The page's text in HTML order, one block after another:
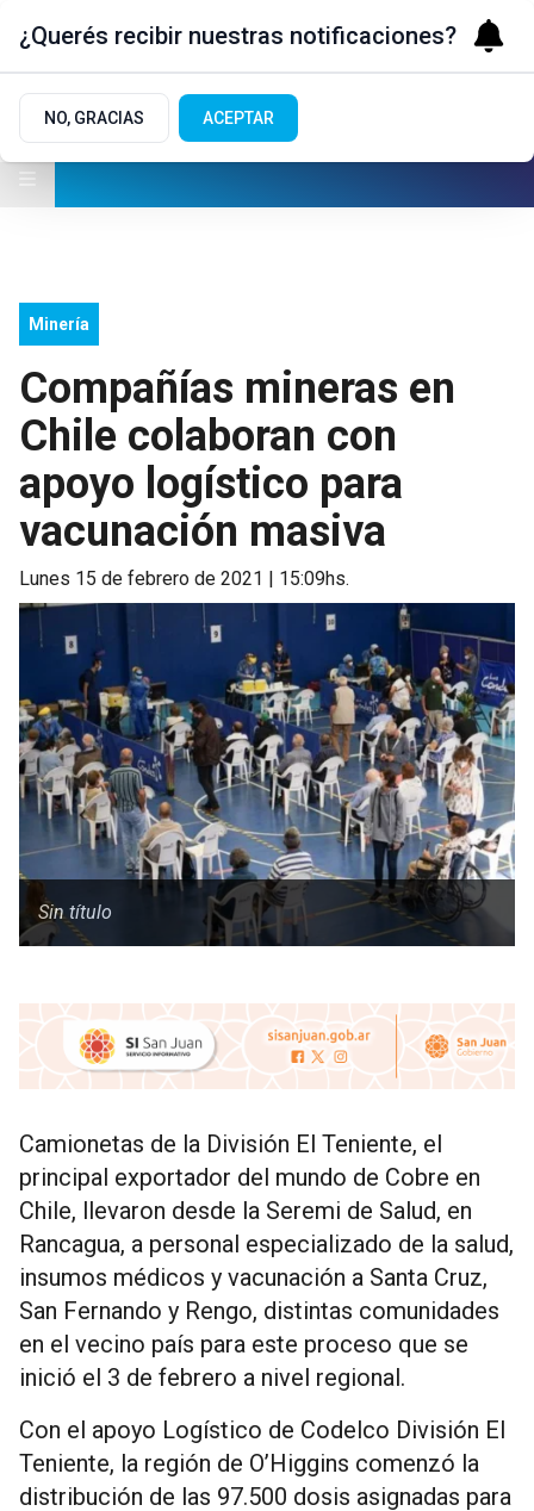
Minería
Compañías mineras en
Chile colaboran con
apoyo logístico para
vacunación masiva
lunes 15 de febrero de 2021 | 15:09hs.
Sin título
Camionetas de la División El Teniente, el
principal exportador del mundo de Cobre en
Chile, llevaron desde la Seremi de Salud, en
Rancagua, a personal especializado de la salud,
insumos médicos y vacunación a Santa Cruz,
San Fernando y Rengo, distintas comunidades
en el vecino país para este proceso que se
inició el 3 de febrero a nivel regional.
Con el apoyo Logístico de Codelco División El
Teniente, la región de O’Higgins comenzó la
distribución de las 97.500 dosis asignadas para
¿Querés recibir nuestras notificaciones?
NO, GRACIAS ACEPTAR